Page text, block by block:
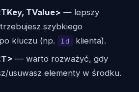
TValue> — lepszy
szybkiego
kluczu (np.
Id
klienta).
— warto rozważyć, gdy
usu­wasz elementy w środku.